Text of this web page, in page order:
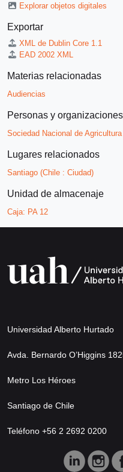
Explorar objetos digitales
Exportar
XML de Dublin Core 1.1
EAD 2002 XML
Materias relacionadas
Audiencias
Personas y
Sociedad Nacional de
Lugares relacionados
Santiago (Chile : Ciudad)
Unidad de almacenaje
Caja: PA 12
Universidad Alberto Hurtado
Avda. Bernardo O’Higgins
Metro Los Héroes
Santiago de Chile
Teléfono +56 2 2692 0200